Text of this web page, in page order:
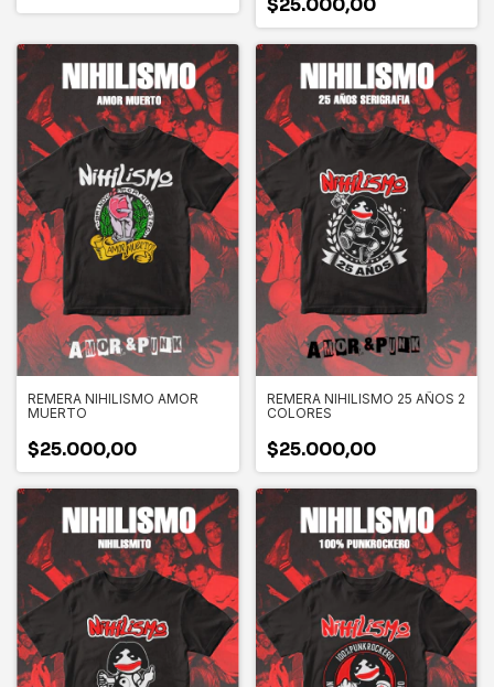
REMERA NIHILISMO AMOR
MUERTO
$25.000,00
REMERA NIHILISMO 25 AÑOS 2
COLORES
$25.000,00